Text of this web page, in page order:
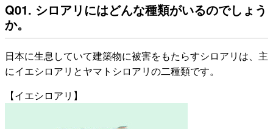
Q01. シロアリにはどんな種類がいるのでしょう
か。
日本に生息していて建築物に被害をもたらすシロアリは、主
にイエシロアリとヤマトシロアリの二種類です。
【イエシロアリ】